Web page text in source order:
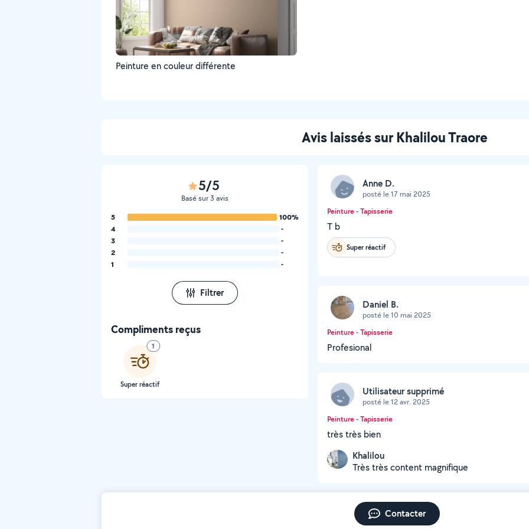
Peinture en couleur différente
Avis laissés sur Khalilou Traore
5/5
Basé sur 3 avis
5
100%
4
-
3
-
2
-
1
-
Filtrer
Compliments reçus
1
Super réactif
Anne D.
posté le 17 mai 2025
Peinture - Tapisserie
T b
Super réactif
Daniel B.
posté le 10 mai 2025
Peinture - Tapisserie
Profesional
Utilisateur supprimé
posté le 12 avr. 2025
Peinture - Tapisserie
très très bien
Khalilou
Très très content magnifique
Contacter